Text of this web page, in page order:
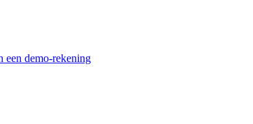
een demo-rekening